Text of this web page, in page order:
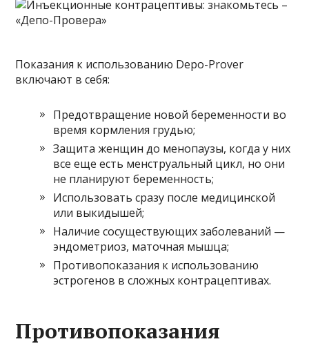
Показания к использованию Depo-Prover
включают в себя:
Предотвращение новой беременности во
время кормления грудью;
Защита женщин до менопаузы, когда у них
все еще есть менструальный цикл, но они
не планируют беременность;
Использовать сразу после медицинской
или выкидышей;
Наличие сосуществующих заболеваний —
эндометриоз, маточная мышца;
Противопоказания к использованию
эстрогенов в сложных контрацептивах.
Противопоказания